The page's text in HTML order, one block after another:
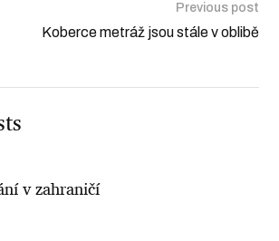
Previous post
Koberce metráž jsou stále v oblibě
v zahraničí